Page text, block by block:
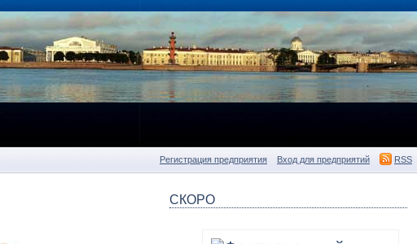
Регистрация предприятия Вход для предприятий RSS
СКОРО